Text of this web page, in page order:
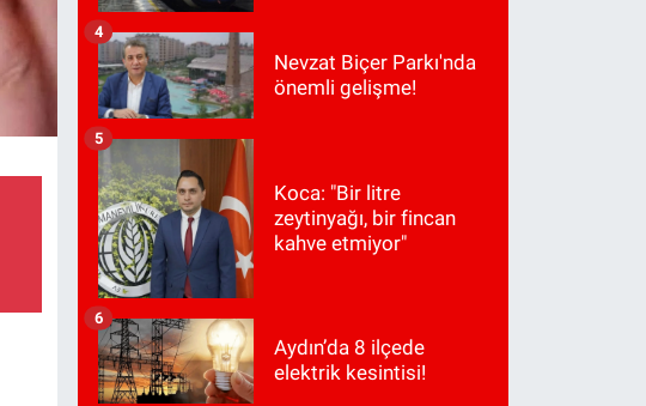
Nevzat Biçer Parkı'nda
önemli gelişme!
4
Koca: "Bir litre
zeytinyağı, bir fincan
kahve etmiyor"
5
Aydın’da 8 ilçede
elektrik kesintisi!
6